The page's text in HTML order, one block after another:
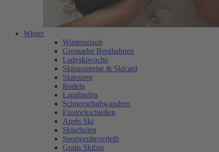
Winter
Winterurlaub
Grossarler Bergbahnen
Ladyskiwoche
Skipasspreise & Skicard
Skitouren
Rodeln
Langlaufen
Schneeschuhwandern
Eisstockschießen
Après Ski
Skischulen
Sportgeräteverleih
Gratis Skibus